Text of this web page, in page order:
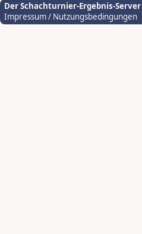
Der Schachturnier-Ergebnis-Server
Impressum / Nutzungsbedingungen